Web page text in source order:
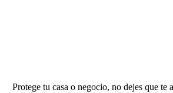
Protege tu casa o negocio, no dejes que te